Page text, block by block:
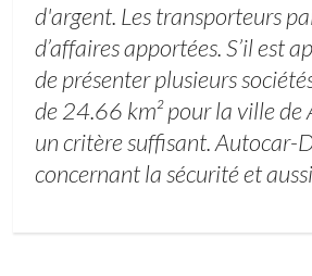
d'argent. Les transporteurs
d’affaires apportées. S’il est
de présenter plusieurs
de 24.66 km² pour la ville de
un critère suffisant. Autocar-
concernant la sécurité et